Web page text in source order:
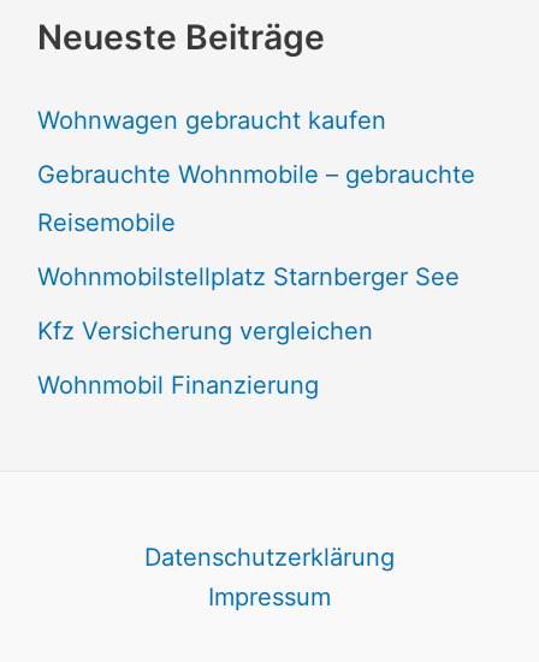
Neueste Beiträge
Wohnwagen gebraucht kaufen
Gebrauchte Wohnmobile – gebrauchte
Reisemobile
Wohnmobilstellplatz Starnberger See
Kfz Versicherung vergleichen
Wohnmobil Finanzierung
Datenschutzerklärung
Impressum